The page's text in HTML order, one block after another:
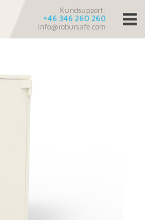
Kundsupport:
+46 346 260 260
info@robursafe.com